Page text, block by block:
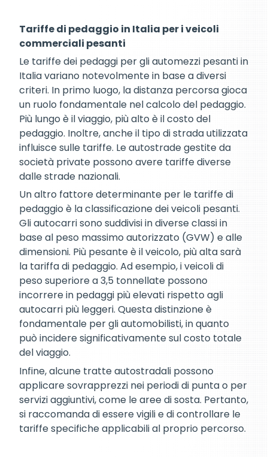
Tariffe di pedaggio in Italia per i veicoli
commerciali pesanti
Le tariffe dei pedaggi per gli automezzi pesanti in
Italia variano notevolmente in base a diversi
criteri. In primo luogo, la distanza percorsa gioca
un ruolo fondamentale nel calcolo del pedaggio.
Più lungo è il viaggio, più alto è il costo del
pedaggio. Inoltre, anche il tipo di strada utilizzata
influisce sulle tariffe. Le autostrade gestite da
società private possono avere tariffe diverse
dalle strade nazionali.
Un altro fattore determinante per le tariffe di
pedaggio è la classificazione dei veicoli pesanti.
Gli autocarri sono suddivisi in diverse classi in
base al peso massimo autorizzato (GVW) e alle
dimensioni. Più pesante è il veicolo, più alta sarà
la tariffa di pedaggio. Ad esempio, i veicoli di
peso superiore a 3,5 tonnellate possono
incorrere in pedaggi più elevati rispetto agli
autocarri più leggeri. Questa distinzione è
fondamentale per gli automobilisti, in quanto
può incidere significativamente sul costo totale
del viaggio.
Infine, alcune tratte autostradali possono
applicare sovrapprezzi nei periodi di punta o per
servizi aggiuntivi, come le aree di sosta. Pertanto,
si raccomanda di essere vigili e di controllare le
tariffe specifiche applicabili al proprio percorso.